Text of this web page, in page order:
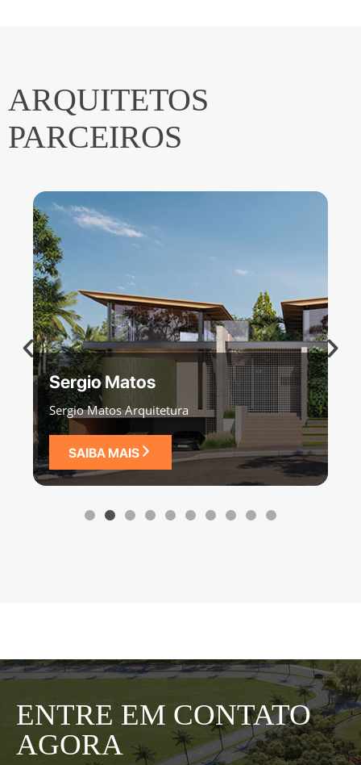
ARQUITETOS
PARCEIROS
Sergio Matos
Sergio Matos Arquitetura
SAIBA MAIS
ENTRE EM CONTATO
AGORA